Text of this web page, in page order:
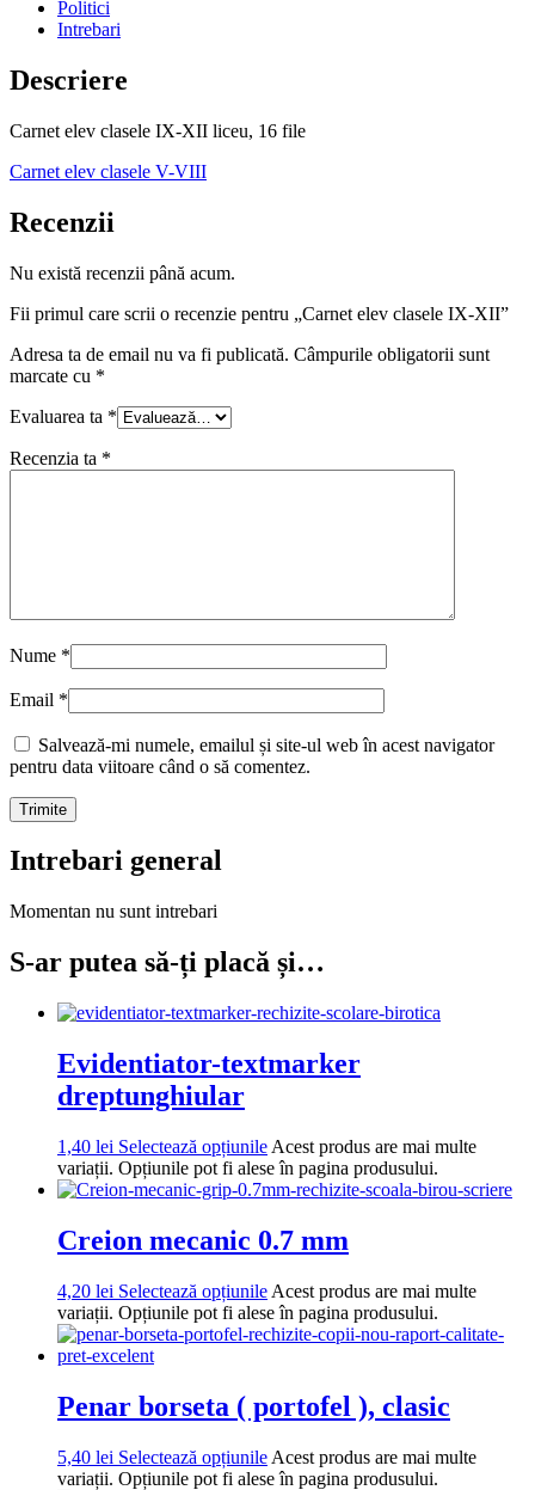
Politici
Intrebari
Descriere
Carnet elev clasele IX-XII liceu, 16 file
Carnet elev clasele V-VIII
Recenzii
Nu există recenzii până acum.
Fii primul care scrii o recenzie pentru „Carnet elev clasele IX-XII”
Adresa ta de email nu va fi publicată. Câmpurile obligatorii sunt
marcate cu *
Evaluarea ta *
Recenzia ta *
Nume *
Email *
Salvează-mi numele, emailul și site-ul web în acest navigator
pentru data viitoare când o să comentez.
Intrebari general
Momentan nu sunt intrebari
S-ar putea să-ți placă și…
Evidentiator-textmarker
dreptunghiular
1,40 lei Selectează opțiunile Acest produs are mai multe
variații. Opțiunile pot fi alese în pagina produsului.
Creion mecanic 0.7 mm
4,20 lei Selectează opțiunile Acest produs are mai multe
variații. Opțiunile pot fi alese în pagina produsului.
Penar borseta ( portofel ), clasic
5,40 lei Selectează opțiunile Acest produs are mai multe
variații. Opțiunile pot fi alese în pagina produsului.